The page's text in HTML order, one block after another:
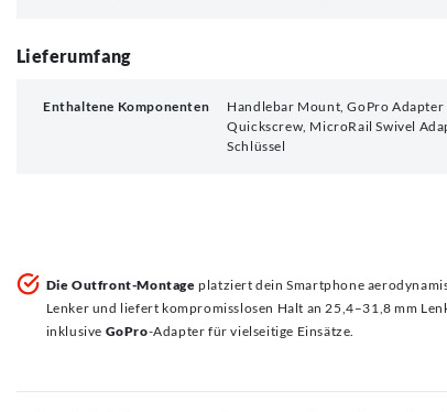
Lieferumfang
Enthaltene Komponenten
Handlebar Mount, GoPro Adapter
Quickscrew, MicroRail Swivel
Schlüssel
Die Outfront-Montage platziert dein Smartphone
Lenker und liefert kompromisslosen Halt an 25,4–31,8 mm
inklusive GoPro-Adapter für vielseitige Einsätze.